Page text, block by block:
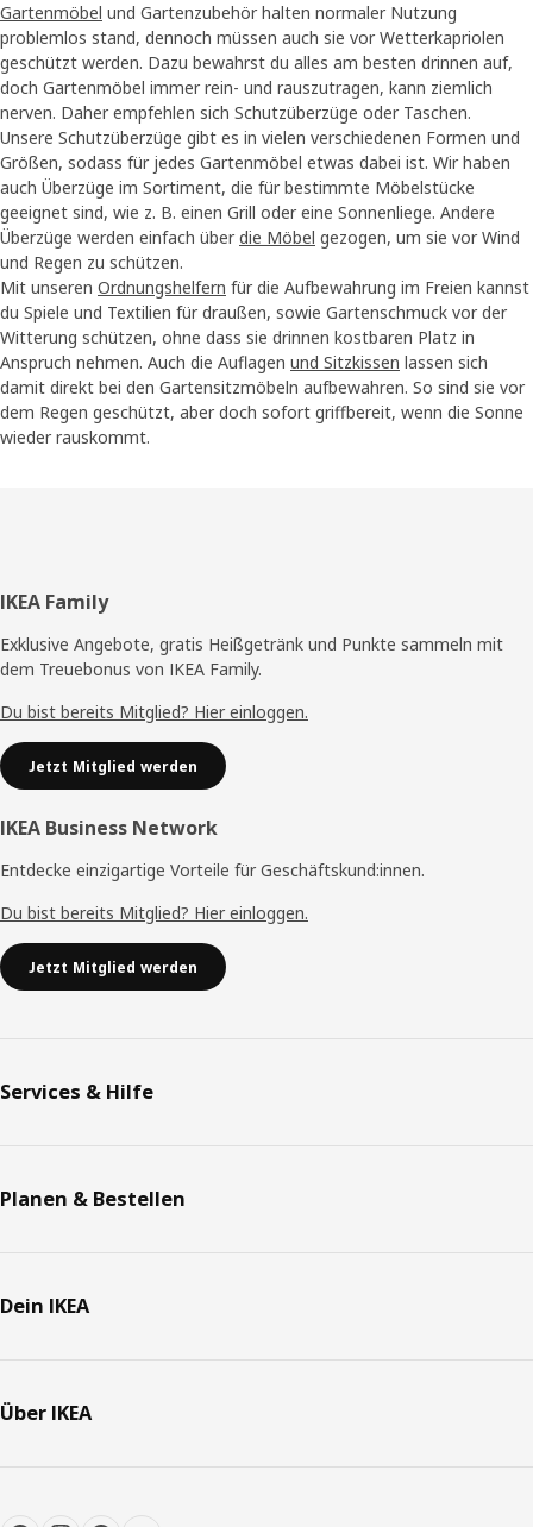
Gartenmöbel und Gartenzubehör halten normaler Nutzung
problemlos stand, dennoch müssen auch sie vor Wetterkapriolen
geschützt werden. Dazu bewahrst du alles am besten drinnen auf,
doch Gartenmöbel immer rein- und rauszutragen, kann ziemlich
nerven. Daher empfehlen sich Schutzüberzüge oder Taschen.
Unsere Schutzüberzüge gibt es in vielen verschiedenen Formen und
Größen, sodass für jedes Gartenmöbel etwas dabei ist. Wir haben
auch Überzüge im Sortiment, die für bestimmte Möbelstücke
geeignet sind, wie z. B. einen Grill oder eine Sonnenliege. Andere
Überzüge werden einfach über die Möbel gezogen, um sie vor Wind
und Regen zu schützen.
Mit unseren Ordnungshelfern für die Aufbewahrung im Freien kannst
du Spiele und Textilien für draußen, sowie Gartenschmuck vor der
Witterung schützen, ohne dass sie drinnen kostbaren Platz in
Anspruch nehmen. Auch die Auflagen und Sitzkissen lassen sich
damit direkt bei den Gartensitzmöbeln aufbewahren. So sind sie vor
dem Regen geschützt, aber doch sofort griffbereit, wenn die Sonne
wieder rauskommt.
Fußzeile
IKEA Family
Exklusive Angebote, gratis Heißgetränk und Punkte sammeln mit
dem Treuebonus von IKEA Family.
Du bist bereits Mitglied? Hier einloggen.
Jetzt Mitglied werden
IKEA Business Network
Entdecke einzigartige Vorteile für Geschäftskund:innen.
Du bist bereits Mitglied? Hier einloggen.
Jetzt Mitglied werden
Services & Hilfe
Planen & Bestellen
Dein IKEA
Über IKEA